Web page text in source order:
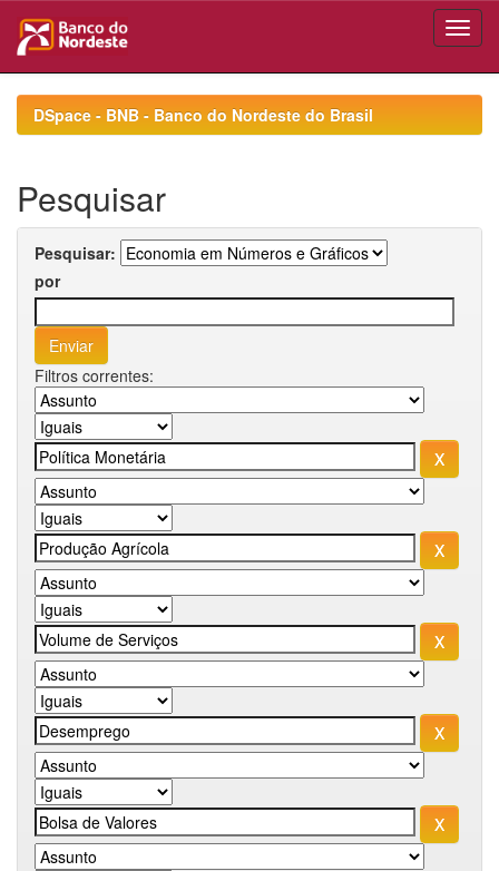
navigationDSpace - BNB - Banco do Nordeste do Brasil
Pesquisar
Pesquisar:
por
Filtros correntes: